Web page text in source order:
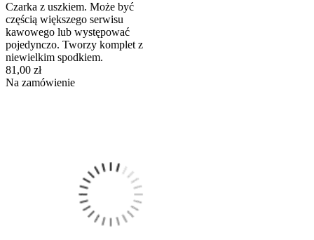
Czarka z uszkiem. Może być
częścią większego serwisu
kawowego lub występować
pojedynczo. Tworzy komplet z
niewielkim spodkiem.
81,00 zł
Na zamówienie